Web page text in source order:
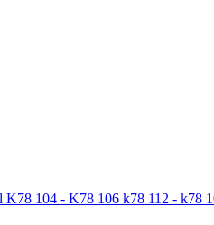
104 - K78 106 k78 112 - k78